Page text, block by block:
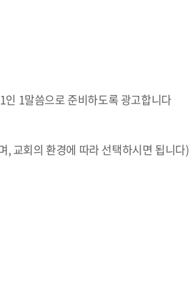
1말씀으로 준비하도록 광고합니다
, 교회의 환경에 따라 선택하시면 됩니다)